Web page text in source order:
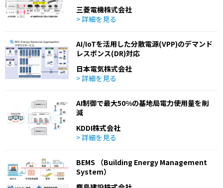
三菱電機株式会社
> 詳細を見る
AI/IoTを活用した分散電源(VPP)のデマンド
レスポンス(DR)対応
日本電気株式会社
> 詳細を見る
AI制御で最大50%の基地局電力使用量を削
減
KDDI株式会社
> 詳細を見る
BEMS （Building Energy Management
System）